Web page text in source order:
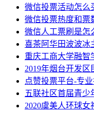
微信投票活动怎么
微信投票热度和票
微信人工票刷是怎
喜茶阿华田波波冰
重庆工商大学融智
2019年烟台开发
点赞投票平台-专
五联社区首届青少
2020虞美人环球